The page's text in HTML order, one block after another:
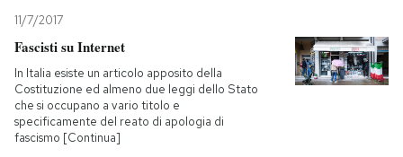
Mondo
Politica
Tecnologia
Internet
Scienza
Cultura
Consumismi
Ok Boomer!
11/7/2017
Fascisti su Internet
In Italia esiste un articolo apposito della
Costituzione ed almeno due leggi dello Stato
che si occupano a vario titolo e
specificamente del reato di apologia di
fascismo [Continua]